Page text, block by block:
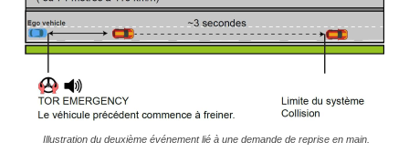
Illustration du deuxième événement lié à une demande de reprise en main.